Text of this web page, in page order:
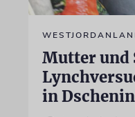
Mutter und
in Dschenin